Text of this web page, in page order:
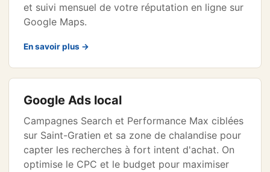
et suivi mensuel de votre réputation en ligne sur
Google Maps.
En savoir plus →
Google Ads local
Campagnes Search et Performance Max ciblées
sur Saint-Gratien et sa zone de chalandise pour
capter les recherches à fort intent d'achat. On
optimise le CPC et le budget pour maximiser